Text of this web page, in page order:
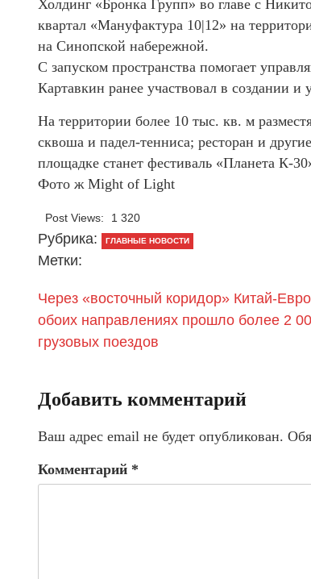
Холдинг «Бронка Групп» во главе с
квартал «Мануфактура 10|12» на
на Синопской набережной.
С запуском пространства помогает
Картавкин ранее участвовал в создании
На территории более 10 тыс. кв. м
сквоша и падел-тенниса; ресторан и
площадке станет фестиваль «Планета К-
Фото ж Might of Light
Post Views: 1 320
Рубрика: ГЛАВНЫЕ НОВОСТИ
Метки:
Через «восточный коридор» Китай-
обоих направлениях прошло более 2
грузовых поездов
Добавить комментарий
Ваш адрес email не будет опубликован.
Комментарий *